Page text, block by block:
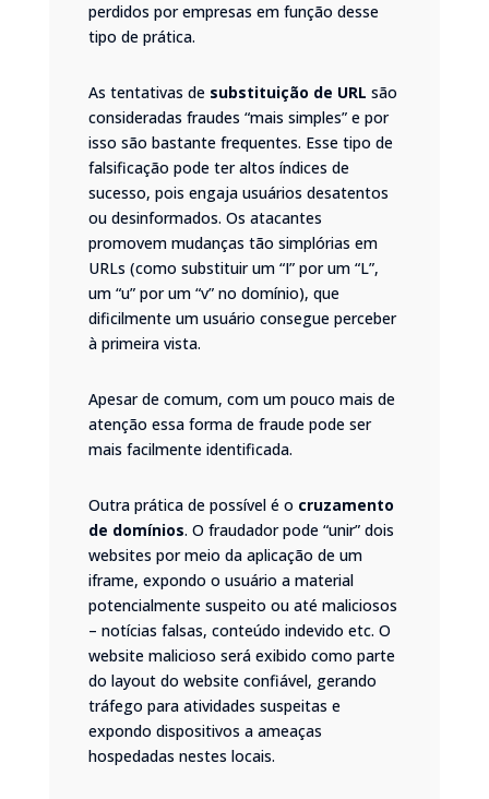
perdidos por empresas em função desse
tipo de prática.
As tentativas de substituição de URL são
consideradas fraudes “mais simples” e por
isso são bastante frequentes. Esse tipo de
falsificação pode ter altos índices de
sucesso, pois engaja usuários desatentos
ou desinformados. Os atacantes
promovem mudanças tão simplórias em
URLs (como substituir um “I” por um “L”,
um “u” por um “v” no domínio), que
dificilmente um usuário consegue perceber
à primeira vista.
Apesar de comum, com um pouco mais de
atenção essa forma de fraude pode ser
mais facilmente identificada.
Outra prática de possível é o cruzamento
de domínios. O fraudador pode “unir” dois
websites por meio da aplicação de um
iframe, expondo o usuário a material
potencialmente suspeito ou até maliciosos
– notícias falsas, conteúdo indevido etc. O
website malicioso será exibido como parte
do layout do website confiável, gerando
tráfego para atividades suspeitas e
expondo dispositivos a ameaças
hospedadas nestes locais.